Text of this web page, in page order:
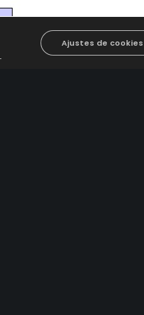
Ajustes de cookies